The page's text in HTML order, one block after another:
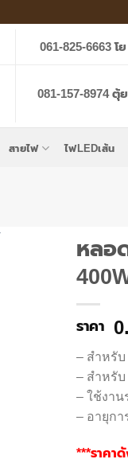
061-825-6663 โย
081-157-8974 ตุ้ย
สายไฟ ไฟLEDเส้น
หลอ
– สำหรับ
– สำหรับ
– ใช้งาน
– อายุกา
***ราคา